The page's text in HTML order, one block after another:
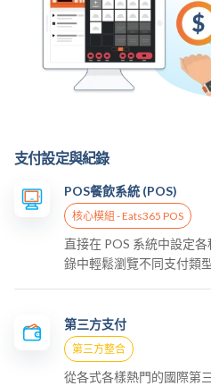
支付設定與紀錄
POS餐飲系統 (POS)
核心模組 - Eats365 POS
直接在 POS 系統中設定
錄中輕鬆瀏覽不同支付類
第三方支付
第三方整合
從各式各樣熱門的國際第